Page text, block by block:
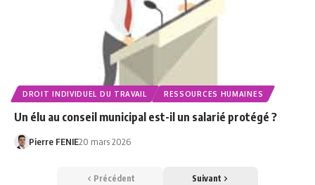
DROIT INDIVIDUEL DU TRAVAIL RESSOURCES HUMAINES
Un élu au conseil municipal est-il un salarié protégé ?
Pierre FENIE20 mars 2026
Précédent Suivant